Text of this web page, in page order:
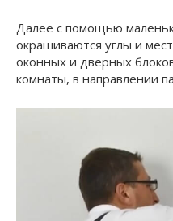
Далее с помощью
окрашиваются углы и
оконных и дверных
комнаты, в направлении